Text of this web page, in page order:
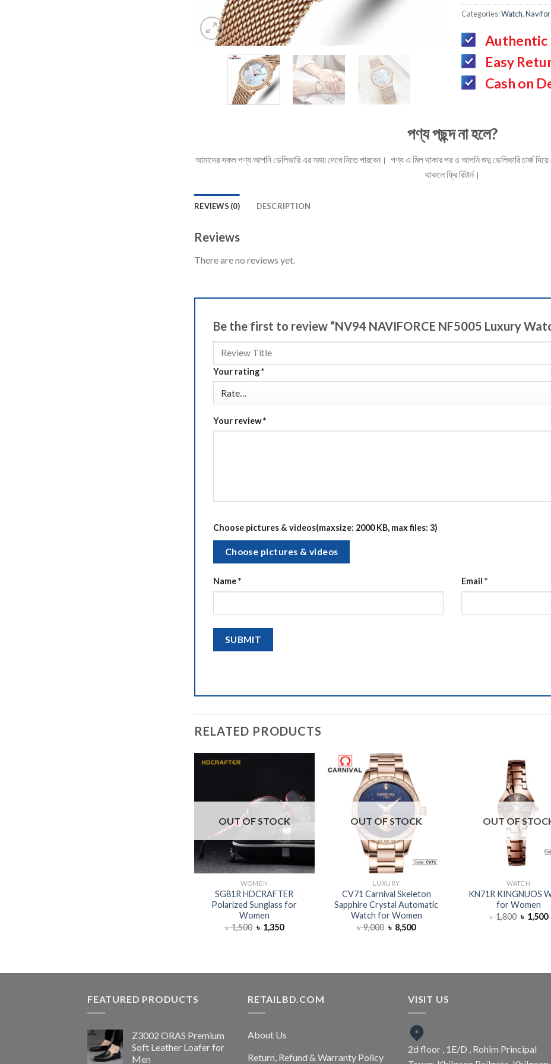
Categories:Watch,
Authentic
Easy
Cash on
পণ্য পছন্দ না হলে?
আমাদের সকল পণ্য আপনি ডেলিভারি এর সময় দেখে নিতে পারবেন। পণ্য এ মিল থাকার পর ও আপনি শুদু ডেলিভারি চার্জ দিয়ে
থাকলে ফ্রি রিটার্ন।
REVIEWS (0) DESCRIPTION
Reviews
There are no reviews yet.
Be the first to review “NV94 NAVIFORCE NF5005 Luxury
Your rating*
Your review*
Choose pictures & videos(maxsize: 2000 KB, max files: 3)
Choose pictures & videos
Name* Email *
RELATED PRODUCTS
OUT OF STOCK
WOMEN
SG81R HDCRAFTER
Polarized Sunglass for
Women
৳1,500 ৳ 1,350
OUT OF STOCK
LUXURY
CV71 Carnival Skeleton
Sapphire Crystal Automatic
Watch for Women
৳9,000 ৳ 8,500
OUT OF
WATCH
KN71R KINGNUOS
for Women
৳1,800 ৳ 1,500
FEATURED PRODUCTS
Z3002 ORAS Premium
Soft Leather Loafer for
Men
RETAILBD.COM
About Us
Return, Refund & Warranty Policy
VISIT US
2d floor , 1E/D , Rohim Principal